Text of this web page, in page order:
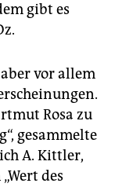
gibt es
vor allem
Rosa zu
gesammelte
A. Kittler,
des